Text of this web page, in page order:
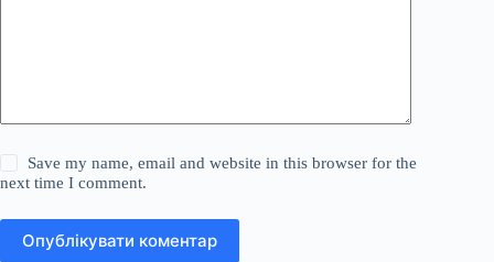
Save my name, email and website in this browser for the
next time I comment.
Опублікувати коментар